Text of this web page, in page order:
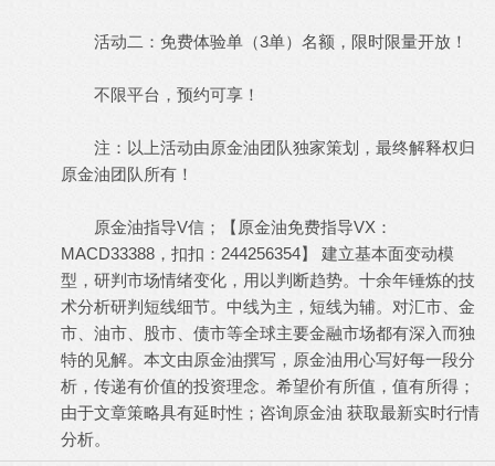
活动二：免费体验单（3单）名额，限时限量开放！
不限平台，预约可享！
注：以上活动由原金油团队独家策划，最终解释权归
原金油团队所有！
原金油指导V信；【原金油免费指导VX：
MACD33388，扣扣：244256354】 建立基本面变动模
型，研判市场情绪变化，用以判断趋势。十余年锤炼的技
术分析研判短线细节。中线为主，短线为辅。对汇市、金
市、油市、股市、债市等全球主要金融市场都有深入而独
特的见解。本文由原金油撰写，原金油用心写好每一段分
析，传递有价值的投资理念。希望价有所值，值有所得；
由于文章策略具有延时性；咨询原金油 获取最新实时行情
分析。